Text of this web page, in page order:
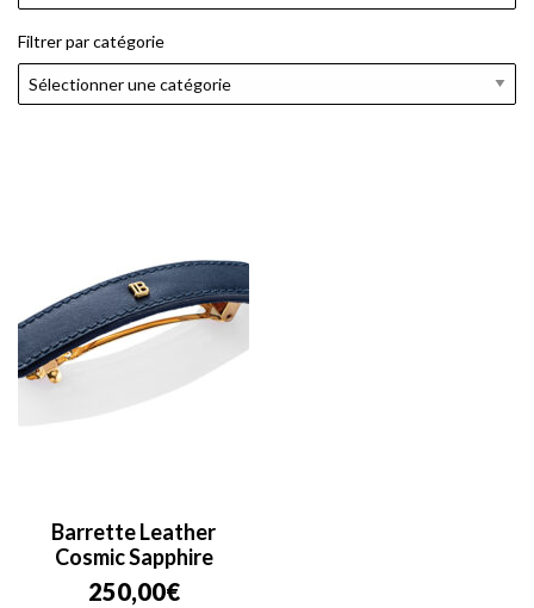
Filtrer par catégorie
Barrette Leather
Cosmic Sapphire
250,00€